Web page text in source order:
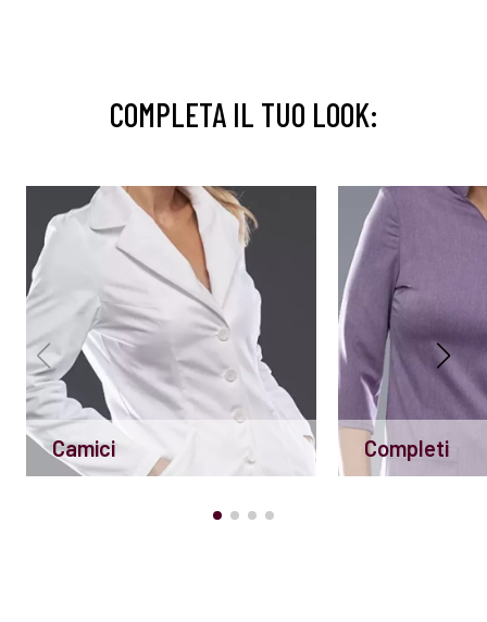
COMPLETA IL TUO LOOK:
Camici Completi